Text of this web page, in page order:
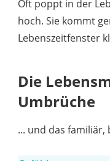
Oft poppt in der
hoch. Sie kommt
Lebenszeitfenster
Die
Umbrüche
... und das